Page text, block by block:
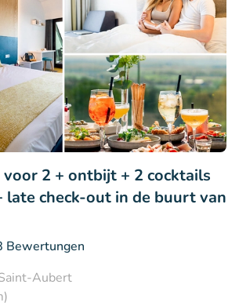
2 + ontbijt + 2 cocktails
late check-out in de buurt van
Bewertungen
Aubert